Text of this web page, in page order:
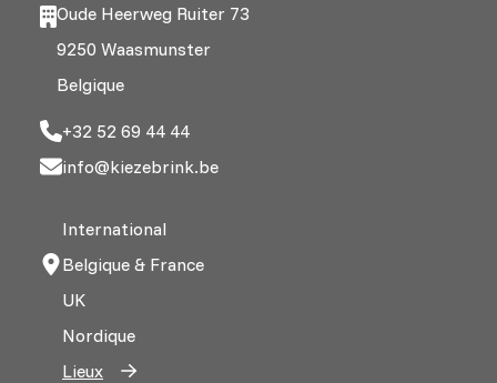
Oude Heerweg Ruiter 73
9250 Waasmunster
Belgique
+32 52 69 44 44
info@kiezebrink.be
International
Belgique & France
UK
Nordique
Lieux